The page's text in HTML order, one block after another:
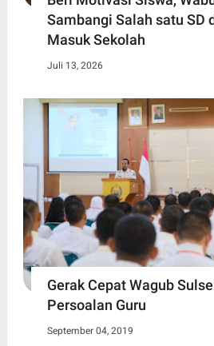
Sambangi Salah satu SD
Masuk Sekolah
Juli 13, 2026
Gerak Cepat Wagub
Persoalan Guru
September 04, 2019